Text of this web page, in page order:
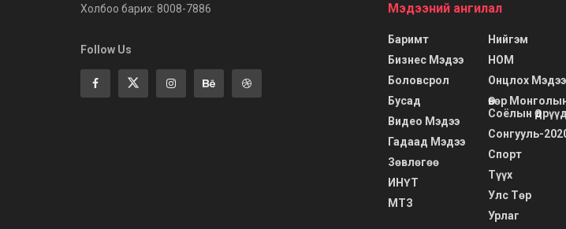
Холбоо барих: 8008-7886
Follow Us
Мэдээний ангилал
Баримт
Бизнес Мэдээ
Боловсрол
Бусад
Видео Мэдээ
Гадаад Мэдээ
Зөвлөгөө
ИНҮТ
МТЗ
Нийгэм
НОМ
Онцлох Мэдээ
Өвөр
Соёлын Өдрүүд
Сонгууль-
Спорт
Түүх
Улс Төр
Урлаг